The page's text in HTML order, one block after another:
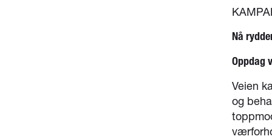
Nå
Oppdag
Veien
og